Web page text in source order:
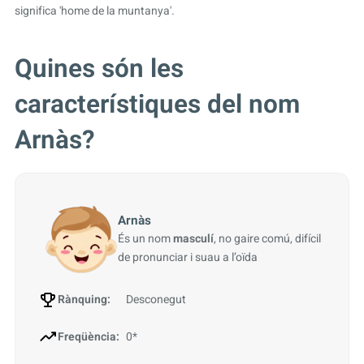
significa 'home de la muntanya'.
Quines són les
característiques del nom
Arnàs?
Rànquing: Desconegut
Freqüència: 0*
Arnàs
És un nommasculí, no gaire comú, difícil
de pronunciar i suau a l’oïda